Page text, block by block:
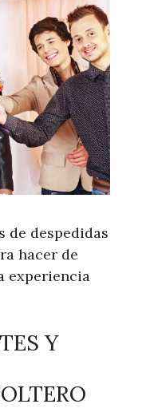
de despedidas
hacer de
experiencia
Y